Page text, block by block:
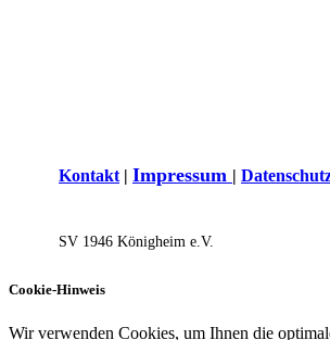
Kontakt | Impressum |
SV 1946 Königh​eim e.V.
Cookie-Hinweis
Wir verwenden Cookies, um Ihnen die